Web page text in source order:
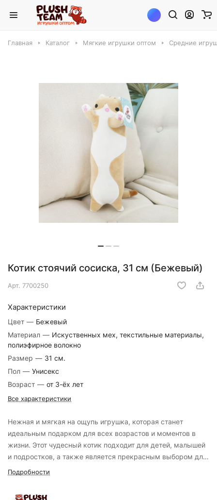
Главная Каталог Мягкие игрушки оптом Средние
Котик стоячий сосиска, 31 см (Бежевый)
Арт. 7700250
Характеристики
Цвет — Бежевый
Материал — Искуственных мех, текстильные материалы,
полиэфирное волокно
Размер — 31 см.
Пол — Унисекс
Возраст — от 3-ёх лет
Все характеристики
Нежная и мягкая на ощупь игрушка, которая станет
идеальным подарком для всех возрастов и моментов в
жизни. Этот чудесный котик подходит для детей, малышей
и подростков, а также является прекрасным выбором для
сюрприза близкому человеку. Он изготовлен из очень
Подробности